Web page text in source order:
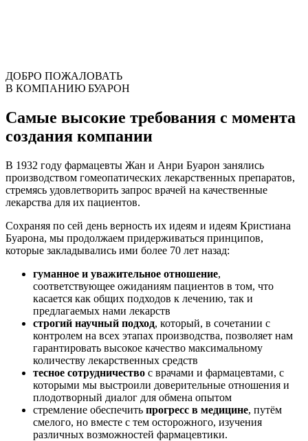
ДОБРО ПОЖАЛОВАТЬ
В КОМПАНИЮ БУАРОН
Самые высокие требования с момента
создания компании
В 1932 году фармацевты Жан и Анри Буарон занялись
производством гомеопатических лекарственных препаратов,
стремясь удовлетворить запрос врачей на качественные
лекарства для их пациентов.
Сохраняя по сей день верность их идеям и идеям Кристиана
Буарона, мы продолжаем придерживаться принципов,
которые закладывались ими более 70 лет назад:
гуманное и уважительное отношение,
соответствующее ожиданиям пациентов в том, что
касается как общих подходов к лечению, так и
предлагаемых нами лекарств
строгий научный подход, который, в сочетании с
контролем на всех этапах производства, позволяет нам
гарантировать высокое качество максимальному
количеству лекарственных средств
тесное сотрудничество с врачами и фармацевтами, с
которыми мы выстроили доверительные отношения и
плодотворный диалог для обмена опытом
стремление обеспечить прогресс в медицине, путём
смелого, но вместе с тем осторожного, изучения
различных возможностей фармацевтики.